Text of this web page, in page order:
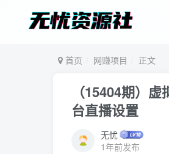
首页 网赚项目 正文
（15404期）
台直播设置
无忧
1年前发布